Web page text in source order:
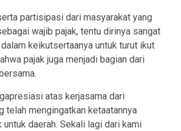
partisipasi dari masyarakat yang
wajib pajak, tentu dirinya sangat
keikutsertaanya untuk turut ikut
pajak juga menjadi bagian dari
atas kerjasama dari
telah mengingatkan ketaatannya
untuk daerah. Sekali lagi dari kami